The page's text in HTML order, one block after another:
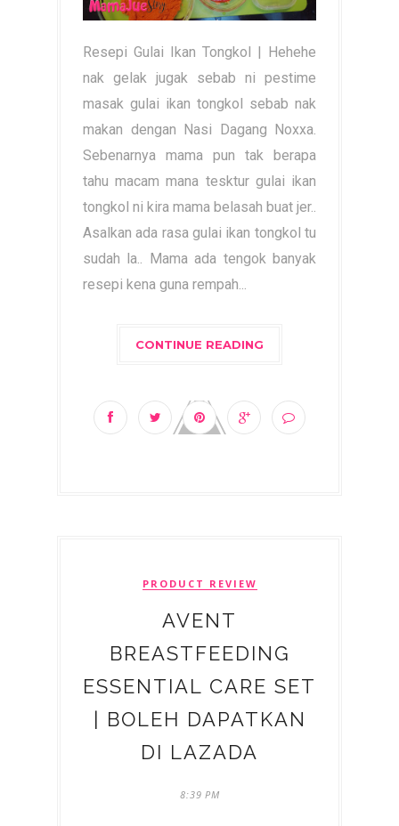
Resepi Gulai Ikan Tongkol | Hehehe
nak gelak jugak sebab ni pestime
masak gulai ikan tongkol sebab nak
makan dengan Nasi Dagang Noxxa.
Sebenarnya mama pun tak berapa
tahu macam mana tesktur gulai ikan
tongkol ni kira mama belasah buat jer..
Asalkan ada rasa gulai ikan tongkol tu
sudah la.. Mama ada tengok banyak
resepi kena guna rempah...
CONTINUE READING
PRODUCT REVIEW
AVENT
BREASTFEEDING
ESSENTIAL CARE SET
| BOLEH DAPATKAN
DI LAZADA
8:39 PM